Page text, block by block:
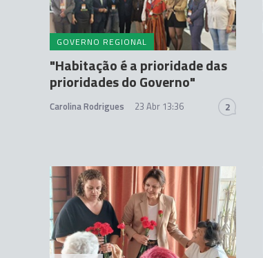
GOVERNO REGIONAL
"Habitação é a prioridade das
prioridades do Governo"
Carolina Rodrigues 23 Abr 13:36 2